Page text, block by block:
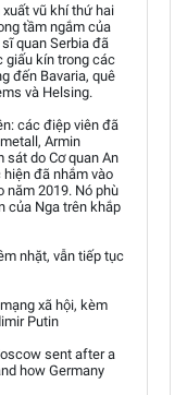
vũ khí thứ hai
tầm ngắm của
quan Serbia đã
giấu kín trong các
đến Bavaria, quê
và Helsing.
các điệp viên đã
Armin
sát do Cơ quan An
hiện đã nhắm vào
năm 2019. Nó phù
của Nga trên khắp
nhặt, vẫn tiếp tục
xã hội, kèm
Putin
sent after a
how Germany